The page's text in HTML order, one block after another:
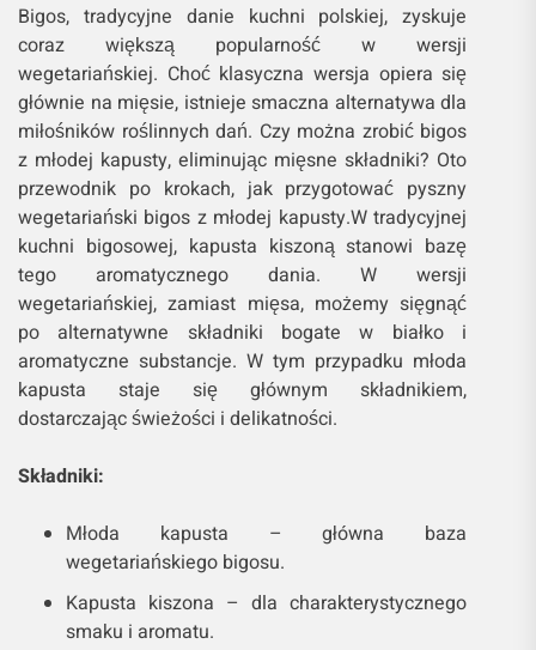
Bigos, tradycyjne danie kuchni polskiej, zyskuje
coraz większą popularność w wersji
wegetariańskiej. Choć klasyczna wersja opiera się
głównie na mięsie, istnieje smaczna alternatywa dla
miłośników roślinnych dań. Czy można zrobić bigos
z młodej kapusty, eliminując mięsne składniki? Oto
przewodnik po krokach, jak przygotować pyszny
wegetariański bigos z młodej kapusty.W tradycyjnej
kuchni bigosowej, kapusta kiszoną stanowi bazę
tego aromatycznego dania. W wersji
wegetariańskiej, zamiast mięsa, możemy sięgnąć
po alternatywne składniki bogate w białko i
aromatyczne substancje. W tym przypadku młoda
kapusta staje się głównym składnikiem,
dostarczając świeżości i delikatności.
Składniki:
Młoda kapusta – główna baza
wegetariańskiego bigosu.
Kapusta kiszona – dla charakterystycznego
smaku i aromatu.